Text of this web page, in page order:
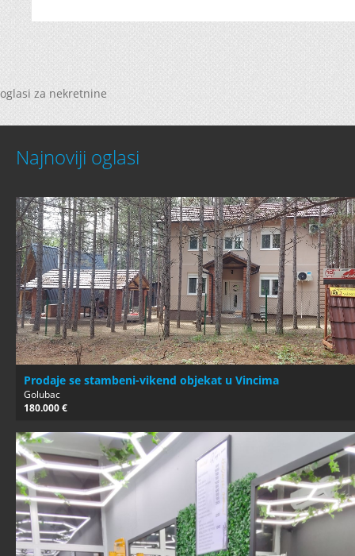
oglasi za nekretnine
Najnoviji oglasi
Prodaje se stambeni-vikend objekat u Vincima
Golubac
180.000 €